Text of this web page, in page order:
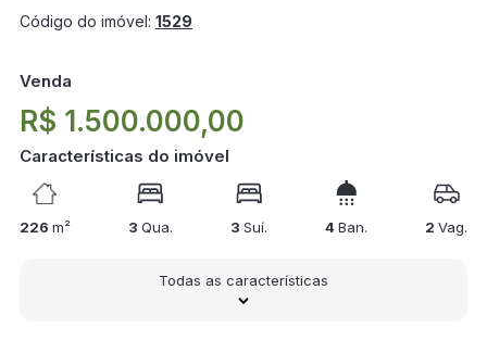
Código do imóvel: 1529
Venda
R$ 1.500.000,00
Características do imóvel
226 m² 3 Qua. 3 Suí. 4Ban. 2Vag.
Todas as características